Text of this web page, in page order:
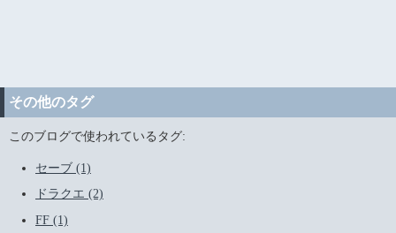
その他のタグ
このブログで使われているタグ:
セーブ (1)
ドラクエ (2)
FF (1)